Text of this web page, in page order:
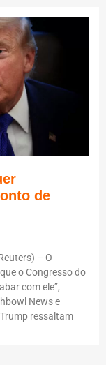
de
– O
o Congresso do
com ele”,
News e
ressaltam